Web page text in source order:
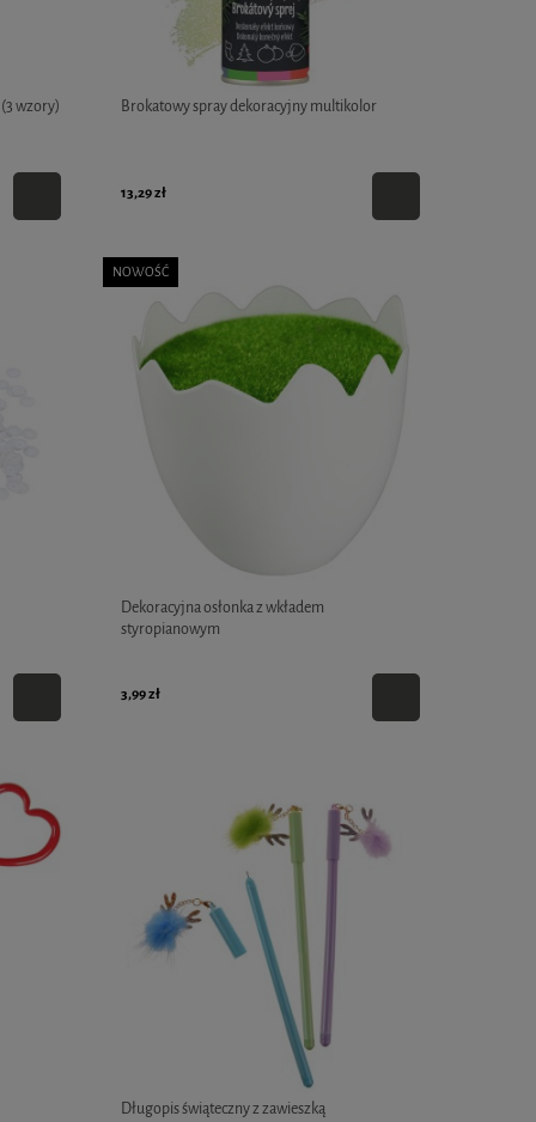
wzory)
Brokatowy spray dekoracyjny multikolor
13,29 zł
Dekoracyjna osłonka z wkładem
styropianowym
3,99 zł
NOWOŚĆ
Długopis świąteczny z zawieszką